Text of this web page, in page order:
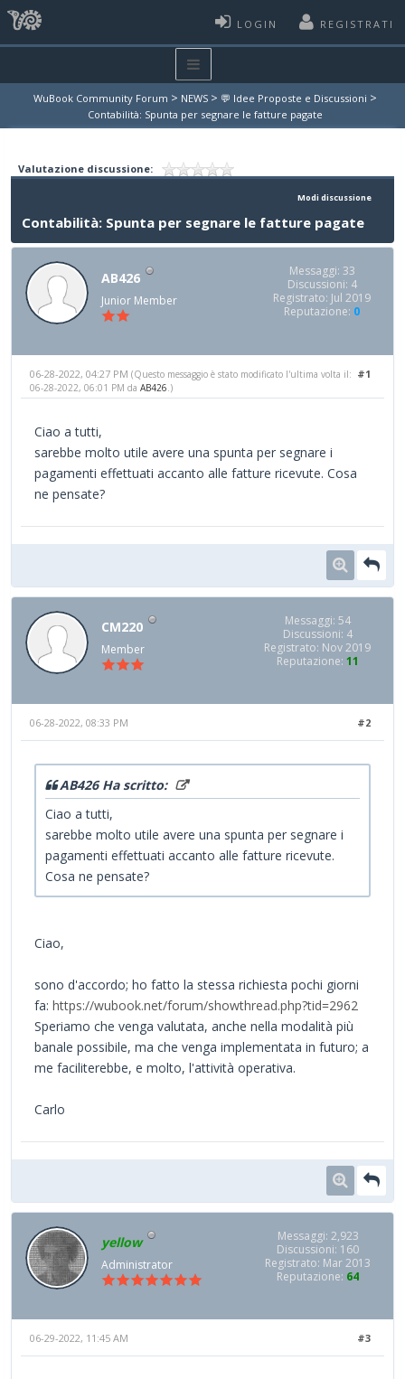
LOGIN REGISTRATI
WuBook Community Forum > NEWS > 💬 Idee Proposte e Discussioni >
Contabilità: Spunta per segnare le fatture pagate
Valutazione discussione:
Modi discussione
Contabilità: Spunta per segnare le fatture pagate
AB426
Junior Member
Messaggi: 33
Discussioni: 4
Registrato: Jul 2019
Reputazione: 0
#1
06-28-2022, 04:27 PM (Questo messaggio è stato modificato l'ultima volta il:
06-28-2022, 06:01 PM da AB426 .)
Ciao a tutti,
sarebbe molto utile avere una spunta per segnare i
pagamenti effettuati accanto alle fatture ricevute. Cosa
ne pensate?
CM220
Member
Messaggi: 54
Discussioni: 4
Registrato: Nov 2019
Reputazione: 11
#2
06-28-2022, 08:33 PM
AB426 Ha scritto:
Ciao a tutti,
sarebbe molto utile avere una spunta per segnare i
pagamenti effettuati accanto alle fatture ricevute.
Cosa ne pensate?
Ciao,
sono d'accordo; ho fatto la stessa richiesta pochi giorni
fa: https://wubook.net/forum/showthread.php?tid=2962
Speriamo che venga valutata, anche nella modalità più
banale possibile, ma che venga implementata in futuro; a
me faciliterebbe, e molto, l'attività operativa.
Carlo
yellow
Administrator
Messaggi: 2,923
Discussioni: 160
Registrato: Mar 2013
Reputazione: 64
#3
06-29-2022, 11:45 AM